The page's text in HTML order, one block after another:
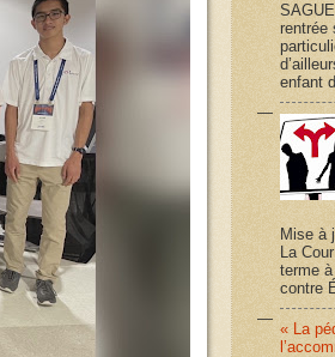
rentrée
enfant
Mise à
La
terme
contre
« La